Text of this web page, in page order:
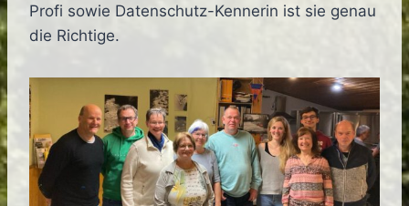
Profi sowie Datenschutz-Kennerin ist sie genau
die Richtige.